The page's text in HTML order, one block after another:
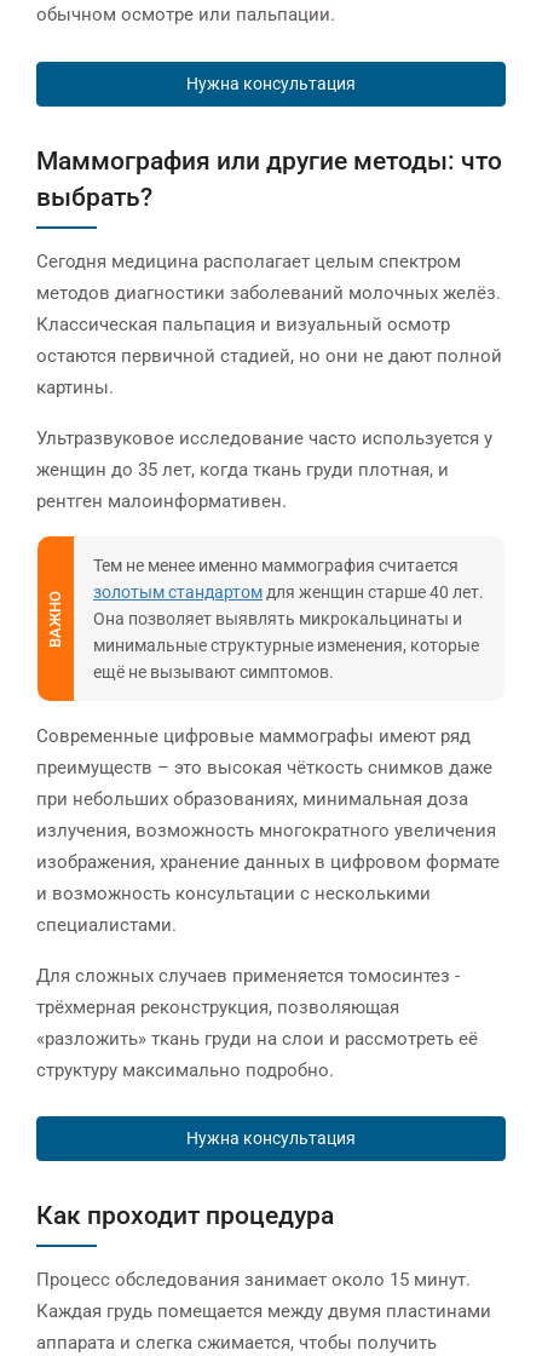
обычном осмотре или пальпации.
Нужна консультация
Маммография или другие методы: что
выбрать?
Сегодня медицина располагает целым спектром
методов диагностики заболеваний молочных желёз.
Классическая пальпация и визуальный осмотр
остаются первичной стадией, но они не дают полной
картины.
Ультразвуковое исследование часто используется у
женщин до 35 лет, когда ткань груди плотная, и
рентген малоинформативен.
ВАЖНО
Тем не менее именно маммография считается
золотым стандартом для женщин старше 40 лет.
Она позволяет выявлять микрокальцинаты и
минимальные структурные изменения, которые
ещё не вызывают симптомов.
Современные цифровые маммографы имеют ряд
преимуществ – это высокая чёткость снимков даже
при небольших образованиях, минимальная доза
излучения, возможность многократного увеличения
изображения, хранение данных в цифровом формате
и возможность консультации с несколькими
специалистами.
Для сложных случаев применяется томосинтез -
трёхмерная реконструкция, позволяющая
«разложить» ткань груди на слои и рассмотреть её
структуру максимально подробно.
Нужна консультация
Как проходит процедура
Процесс обследования занимает около 15 минут.
Каждая грудь помещается между двумя пластинами
аппарата и слегка сжимается, чтобы получить